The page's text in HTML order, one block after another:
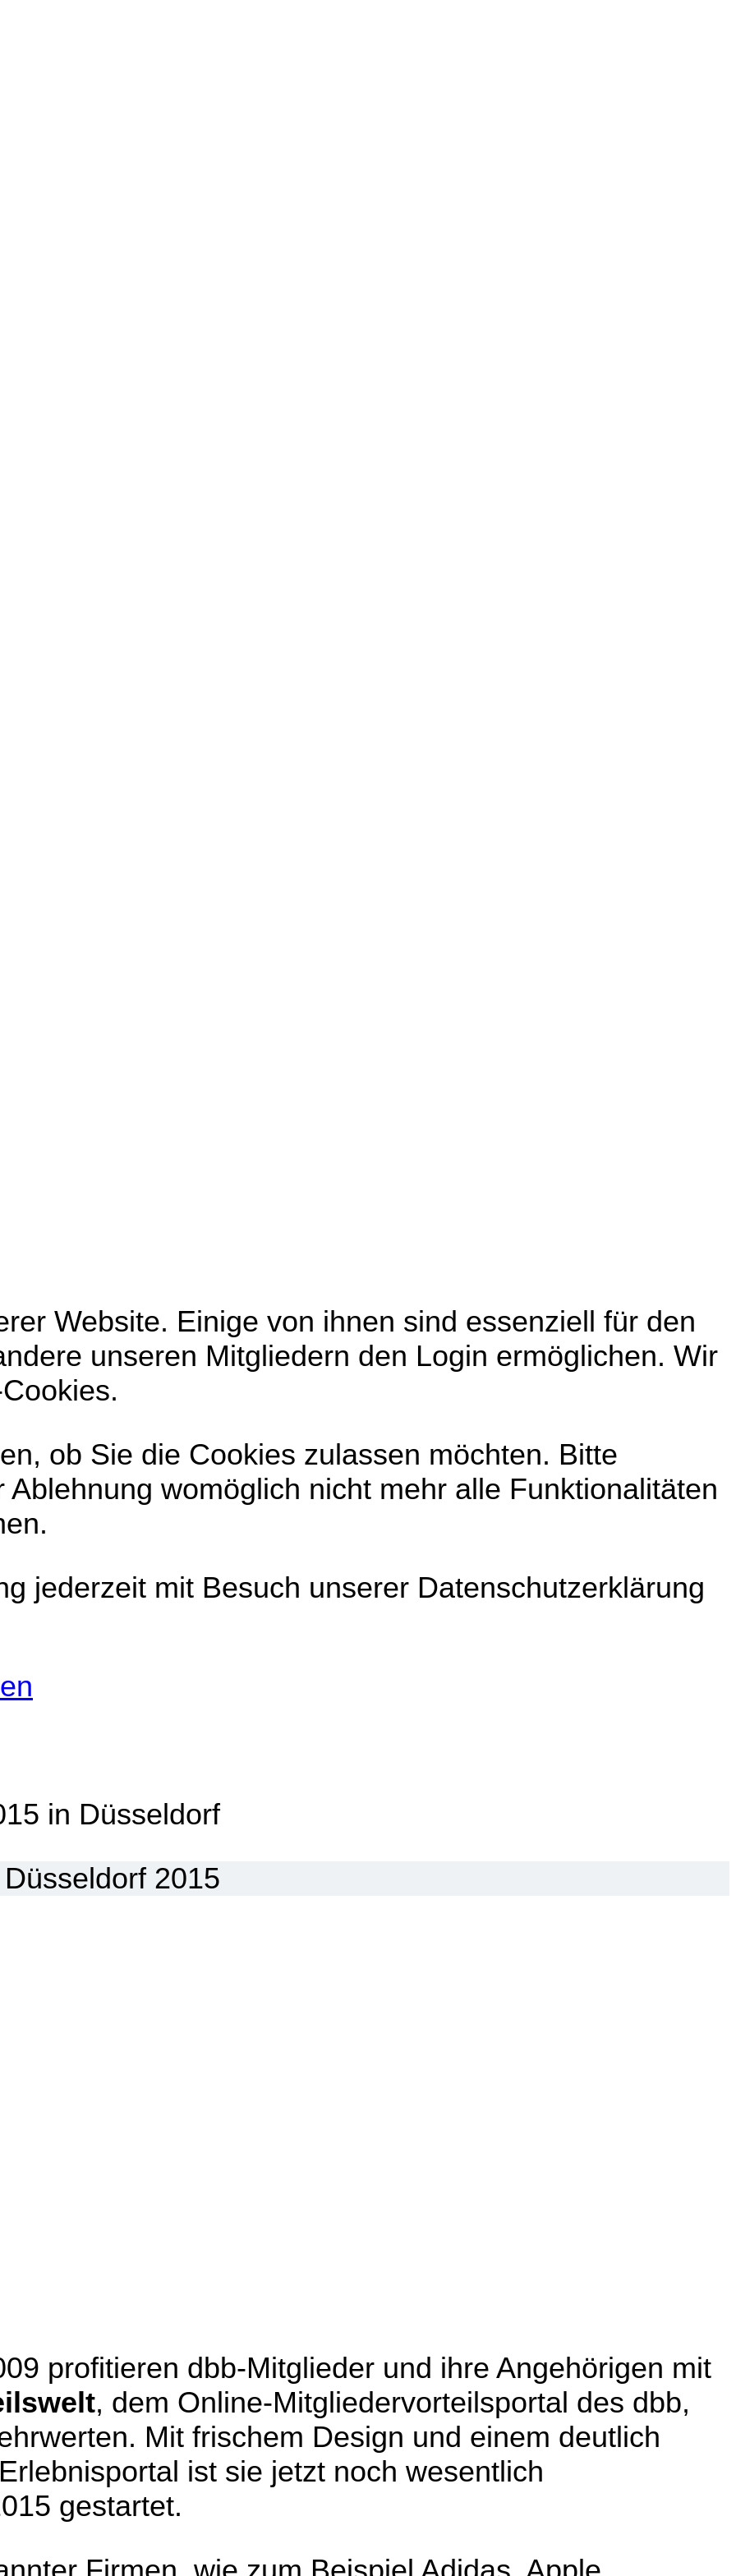
profitieren dbb-Mitglieder und ihre Angehörigen mit
, dem Online-Mitgliedervorteilsportal des dbb,
Mit frischem Design und einem deutlich
ist sie jetzt noch wesentlich
gestartet.
Website. Einige von ihnen sind essenziell für den
unseren Mitgliedern den Login ermöglichen. Wir
ob Sie die Cookies zulassen möchten. Bitte
womöglich nicht mehr alle Funktionalitäten
jederzeit mit Besuch unserer Datenschutzerklärung